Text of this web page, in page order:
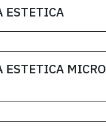
ESTETICA
ESTETICA MICRO